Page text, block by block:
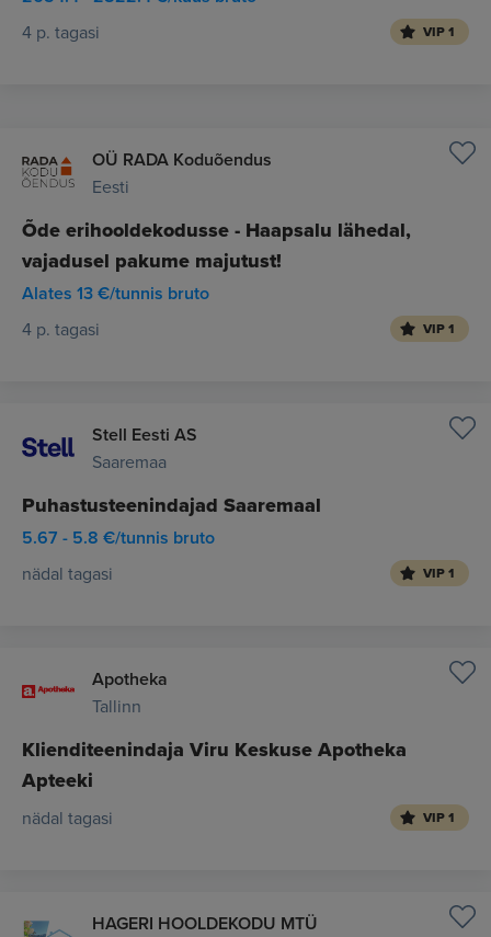
4 p. tagasi VIP 1
OÜ RADA Koduõendus
Eesti
Õde erihooldekodusse - Haapsalu lähedal,
vajadusel pakume majutust!
Alates 13 €/tunnis bruto
4 p. tagasi VIP 1
Stell Eesti AS
Saaremaa
Puhastusteenindajad Saaremaal
5.67 - 5.8 €/tunnis bruto
nädal tagasi VIP 1
Apotheka
Tallinn
Klienditeenindaja Viru Keskuse Apotheka
Apteeki
nädal tagasi VIP 1
HAGERI HOOLDEKODU MTÜ